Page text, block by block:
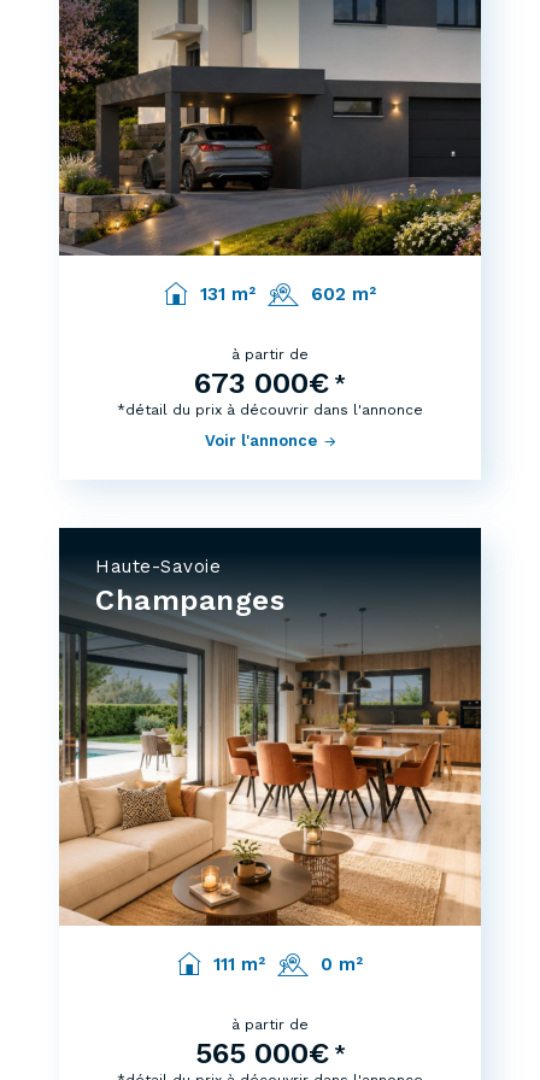
131 m² 602 m²
à partir de
673 000€ *
Voir l'annonce
*détail du prix à découvrir dans l'annonce
Haute-Savoie
Champanges
111 m² 0 m²
à partir de
565 000€ *